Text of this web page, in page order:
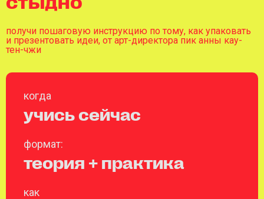
получи пошаговую инструкцию по тому, как упаковать
и презентовать идеи, от арт-директора пик анны кау-
тен-чжи
когда
учись сейчас
формат:
теория + практика
как